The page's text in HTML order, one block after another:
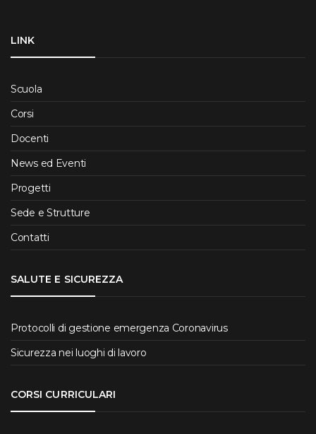
LINK
Scuola
Corsi
Docenti
News ed Eventi
Progetti
Sede e Strutture
Contatti
SALUTE E SICUREZZA
Protocolli di gestione emergenza Coronavirus
Sicurezza nei luoghi di lavoro
CORSI CURRICULARI